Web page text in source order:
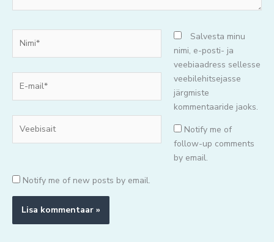
mail*
Salvesta minu
nimi, e-posti- ja
veebiaadress sellesse
veebilehitsejasse
järgmiste
kommentaaride jaoks.
Notify me of
follow-up comments
by email.
Notify me of new posts by email.